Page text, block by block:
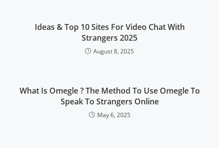
Ideas & Top 10 Sites For Video Chat With
Strangers 2025
August 8, 2025
What Is Omegle ? The Method To Use Omegle To
Speak To Strangers Online
May 6, 2025